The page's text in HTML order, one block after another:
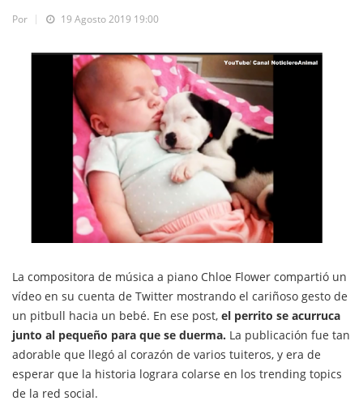
Por 19 Agosto 2019 19:00
La compositora de música a piano Chloe Flower compartió un
vídeo en su cuenta de Twitter mostrando el cariñoso gesto de
un pitbull hacia un bebé. En ese post, el perrito se acurruca
junto al pequeño para que se duerma. La publicación fue tan
adorable que llegó al corazón de varios tuiteros, y era de
esperar que la historia lograra colarse en los trending topics
de la red social.